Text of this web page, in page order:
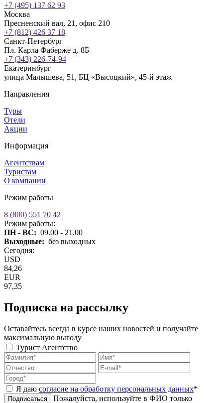
+7 (495) 137 62 93
Москва
Пресненский вал, 21, офис 210
+7 (812) 426 37 18
Санкт-Петербург
Пл. Карла Фаберже д. 8Б
+7 (343) 226-74-94
Екатеринбург
улица Малышева, 51, БЦ «Высоцкий», 45-й этаж
Направления
Туры
Отели
Акции
Информация
Агентствам
Туристам
О компании
Режим работы
8 (800) 551 70 42
Режим работы:
ПН - ВС: 09.00 - 21.00
Выходные: без выходных
Сегодня:
USD
84,26
EUR
97,35
Подписка на рассылку
Оставайтесь всегда в курсе наших новостей и получайте
максимальную выгоду
Турист Агентство
Я даю согласие на обработку персональных данных*
Подписаться
Пожалуйста, используйте в ФИО только